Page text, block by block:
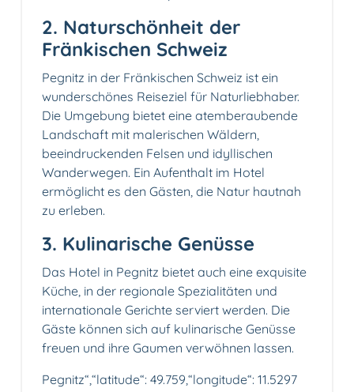
2. Naturschönheit der
Fränkischen Schweiz
Pegnitz in der Fränkischen Schweiz ist ein
wunderschönes Reiseziel für Naturliebhaber.
Die Umgebung bietet eine atemberaubende
Landschaft mit malerischen Wäldern,
beeindruckenden Felsen und idyllischen
Wanderwegen. Ein Aufenthalt im Hotel
ermöglicht es den Gästen, die Natur hautnah
zu erleben.
3.️ Kulinarische Genüsse
Das Hotel in Pegnitz bietet auch eine exquisite
Küche, in der regionale Spezialitäten und
internationale Gerichte serviert werden. Die
Gäste können sich auf kulinarische Genüsse
freuen und ihre Gaumen verwöhnen lassen.
Pegnitz“,“latitude“: 49.759,“longitude“: 11.5297